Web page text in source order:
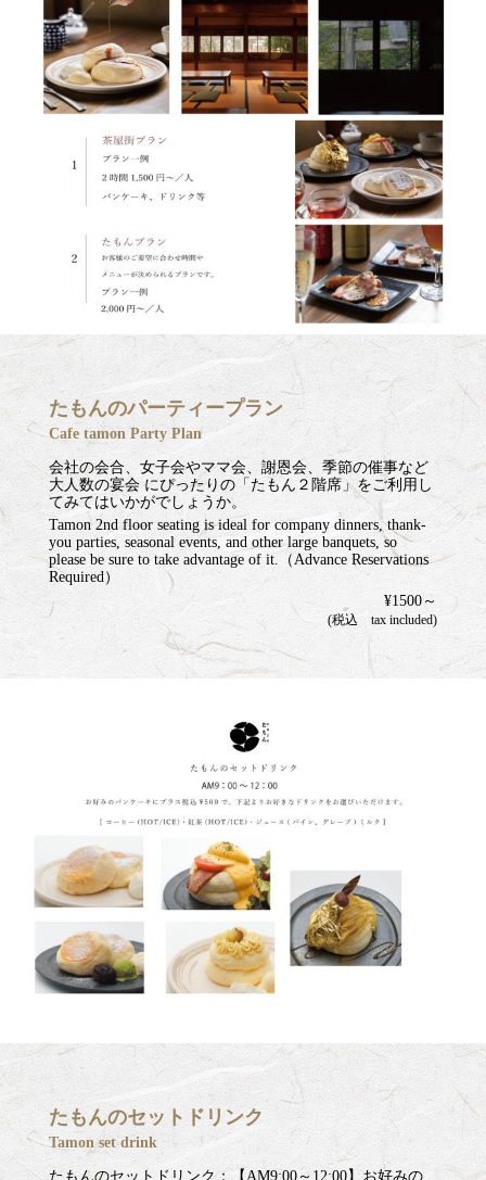
たもんのパーティープラン
Cafe tamon Party Plan
会社の会合、女子会やママ会、謝恩会、季節の催事など
大人数の宴会 にぴったりの「たもん２階席」をご利用し
てみてはいかがでしょうか。
Tamon 2nd floor seating is ideal for company dinners, thank-
you parties, seasonal events, and other large banquets, so
please be sure to take advantage of it.（Advance Reservations
Required）
¥1500～
(税込 tax included)
たもんのセットドリンク
Tamon set drink
たもんのセットドリンク：【AM9:00～12:00】お好みの